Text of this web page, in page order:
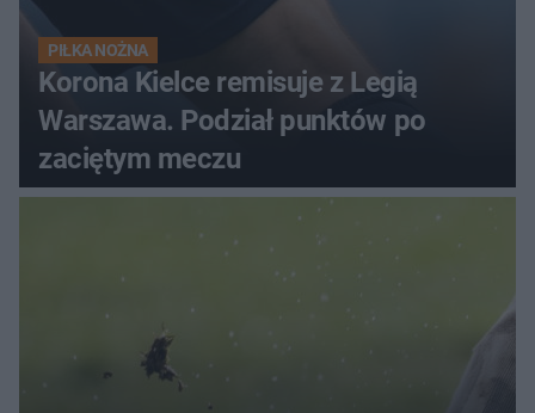
PIŁKA NOŻNA
Korona Kielce remisuje z Legią
Warszawa. Podział punktów po
zaciętym meczu